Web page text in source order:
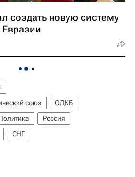
создать новую систему
Евразии
союз
ОДКБ
Россия
СНГ